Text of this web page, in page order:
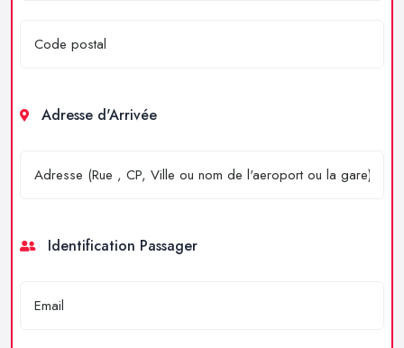
Adresse d'Arrivée
Identification Passager